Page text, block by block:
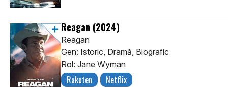
Reagan (2024)
Reagan
Gen: Istoric, Dramă, Biografic
Rol: Jane Wyman
Rakuten Netflix